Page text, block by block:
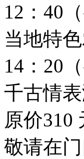
12：40
当地特
14：20
千古情
原价310
敬请在